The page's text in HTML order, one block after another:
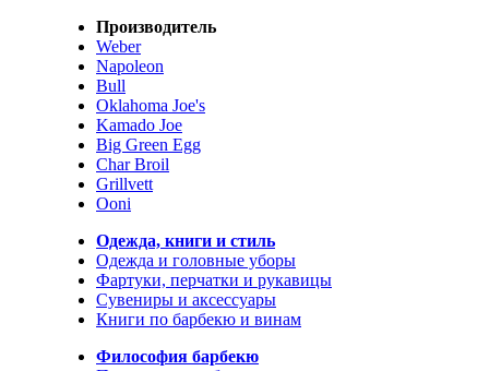
Производитель
Weber
Napoleon
Bull
Oklahoma Joe's
Kamado Joe
Big Green Egg
Char Broil
Grillvett
Ooni
Одежда, книги и стиль
Одежда и головные уборы
Фартуки, перчатки и рукавицы
Сувениры и аксессуары
Книги по барбекю и винам
Философия барбекю